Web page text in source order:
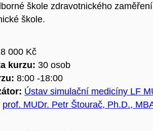
škole zdravotnického
škole.
000 Kč
kurzu: 30 osob
8:00 -18:00
Ústav simulační medicíny LF
prof. MUDr. Petr Štourač, Ph.D.,